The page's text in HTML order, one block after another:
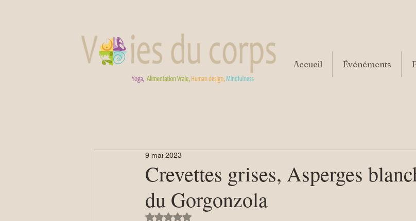
Accueil Événéments
Crevettes grises, Asperges
du Gorgonzola
9 mai 2023
Noté NaN étoiles sur 5.